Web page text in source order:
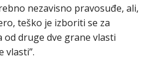
nezavisno pravosuđe, ali,
teško je izboriti se za
od druge dve grane vlasti
vlasti”.